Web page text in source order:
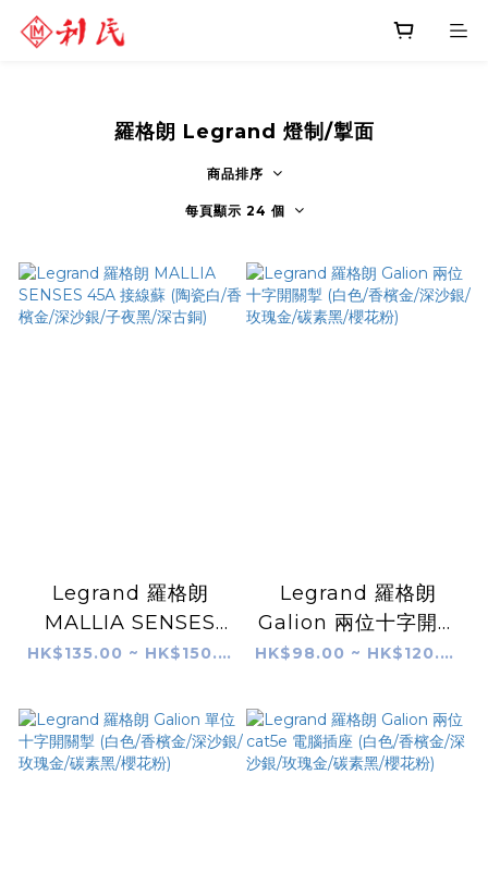
羅格朗 Legrand 燈制/掣面
商品排序
每頁顯示 24 個
Legrand 羅格朗
MALLIA SENSES
45A 接線蘇 (陶瓷白/
黑/深古銅)
HK$135.00 ~ HK$150.00
Legrand 羅格朗
Galion 兩位十字開關
掣 (白色/香檳金/深沙
花粉)
HK$98.00 ~ HK$120.00